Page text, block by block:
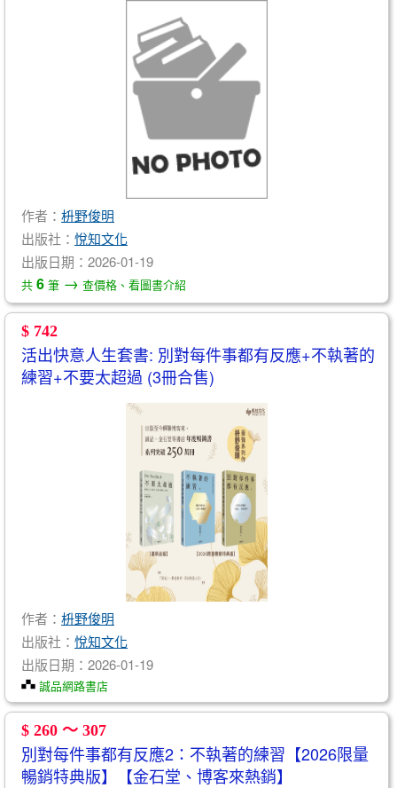
作者： 枡野俊明
出版社： 悅知文化
出版日期：2026-01-19
共 6 筆 → 查價格、看圖書介紹
$ 742
活出快意人生套書: 別對每件事都有反應+不執著的
練習+不要太超過 (3冊合售)
作者： 枡野俊明
出版社： 悅知文化
出版日期：2026-01-19
誠品網路書店
$ 260 ～ 307
別對每件事都有反應2：不執著的練習【2026限量
暢銷特典版】【金石堂、博客來熱銷】